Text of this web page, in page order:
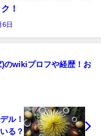
！
6日
のwikiプロフや経歴！お
ル！
る？